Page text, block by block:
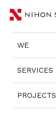
WE
SERVICES
PROJECTS
TOP
WE
SERVICES
PROJECTS